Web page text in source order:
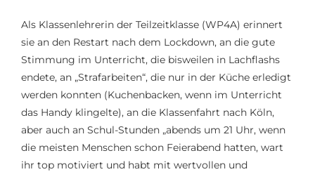
Als Klassenlehrerin der Teilzeitklasse (WP4A) erinnert
sie an den Restart nach dem Lockdown, an die gute
Stimmung im Unterricht, die bisweilen in Lachflashs
endete, an „Strafarbeiten“, die nur in der Küche erledigt
werden konnten (Kuchenbacken, wenn im Unterricht
das Handy klingelte), an die Klassenfahrt nach Köln,
aber auch an Schul-Stunden „abends um 21 Uhr, wenn
die meisten Menschen schon Feierabend hatten, wart
ihr top motiviert und habt mit wertvollen und